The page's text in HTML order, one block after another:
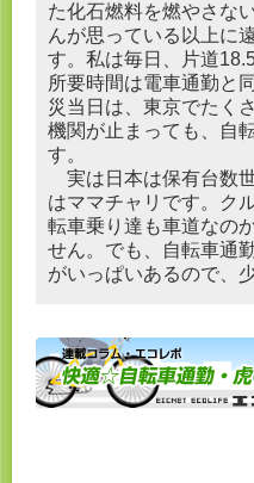
た化石燃料を燃やさな
んが思っている以上に
す。私は毎日、片道
所要時間は電車通勤と
災当日は、東京でたく
機関が止まっても、自
す。
実は日本は保有台数
はママチャリです。ク
転車乗り達も車道なの
せん。でも、自転車通
がいっぱいあるので、